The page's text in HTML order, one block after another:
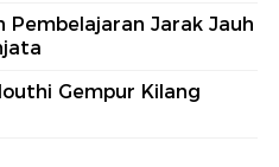
Pembelajaran Jarak Jauh
Gempur Kilang